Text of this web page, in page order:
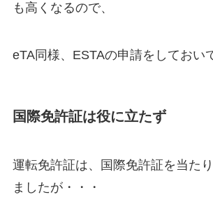
も高くなるので、
eTA同様、ESTAの申請をしておい
国際免許証は役に立たず
運転免許証は、国際免許証を当た
ましたが・・・